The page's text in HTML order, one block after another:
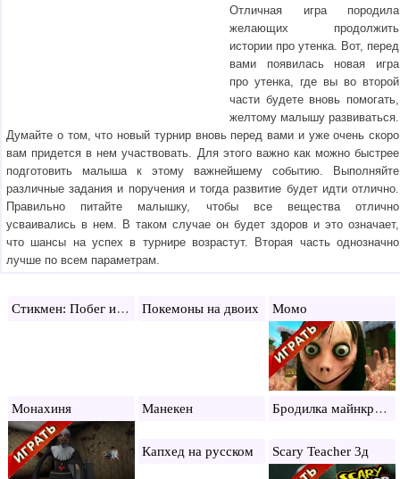
Отличная игра породила
желающих продолжить
истории про утенка. Вот, перед
вами появилась новая игра
про утенка, где вы во второй
части будете вновь помогать,
желтому малышу развиваться.
Думайте о том, что новый турнир вновь перед вами и уже очень скоро
вам придется в нем участвовать. Для этого важно как можно быстрее
подготовить малыша к этому важнейшему событию. Выполняйте
различные задания и поручения и тогда развитие будет идти отлично.
Правильно питайте малышку, чтобы все вещества отлично
усваивались в нем. В таком случае он будет здоров и это означает,
что шансы на успех в турнире возрастут. Вторая часть однозначно
лучше по всем параметрам.
Стикмен: Побег из комплекса Покемоны на двоих Момо
Монахиня Манекен Бродилка майнкрафт
Капхед на русском Scary Teacher 3д